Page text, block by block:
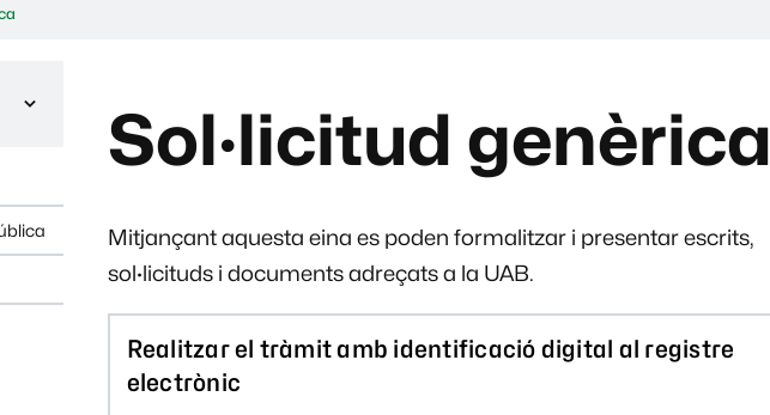
de la pàgina:
Sol·licitud genèrica
Mitjançant aquesta eina es poden formalitzar i presentar escrits,
sol·licituds i documents adreçats a la UAB.
Realitzar el tràmit amb identificació digital al registre
electrònic